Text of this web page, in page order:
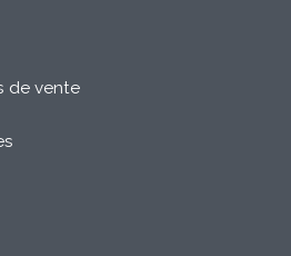
de vente